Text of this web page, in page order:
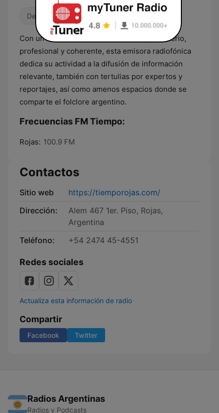
Deportes
Con un tratamiento de la actualidad global serio,
profesional y coherente, esta emisora radiofónica
dedica su actividad a la difusión de información
relevante, también con tertulias por expertos y
reportajes, así como amenos espacios donde se
comparte el folclore argentino.
Frecuencias FM Tiempo:
Rojas: 100.9 FM
Contactos
Sitio web
https://tiemporojas.com/
Dirección:
Alem 467 1er. Piso, Rojas,
Argentina
Teléfono:
+54 2474 45-4551
Redes sociales
Actualiza esta información de radio
Compartir
Facebook Twitter
Radios Argentinas
Radios y Podcasts